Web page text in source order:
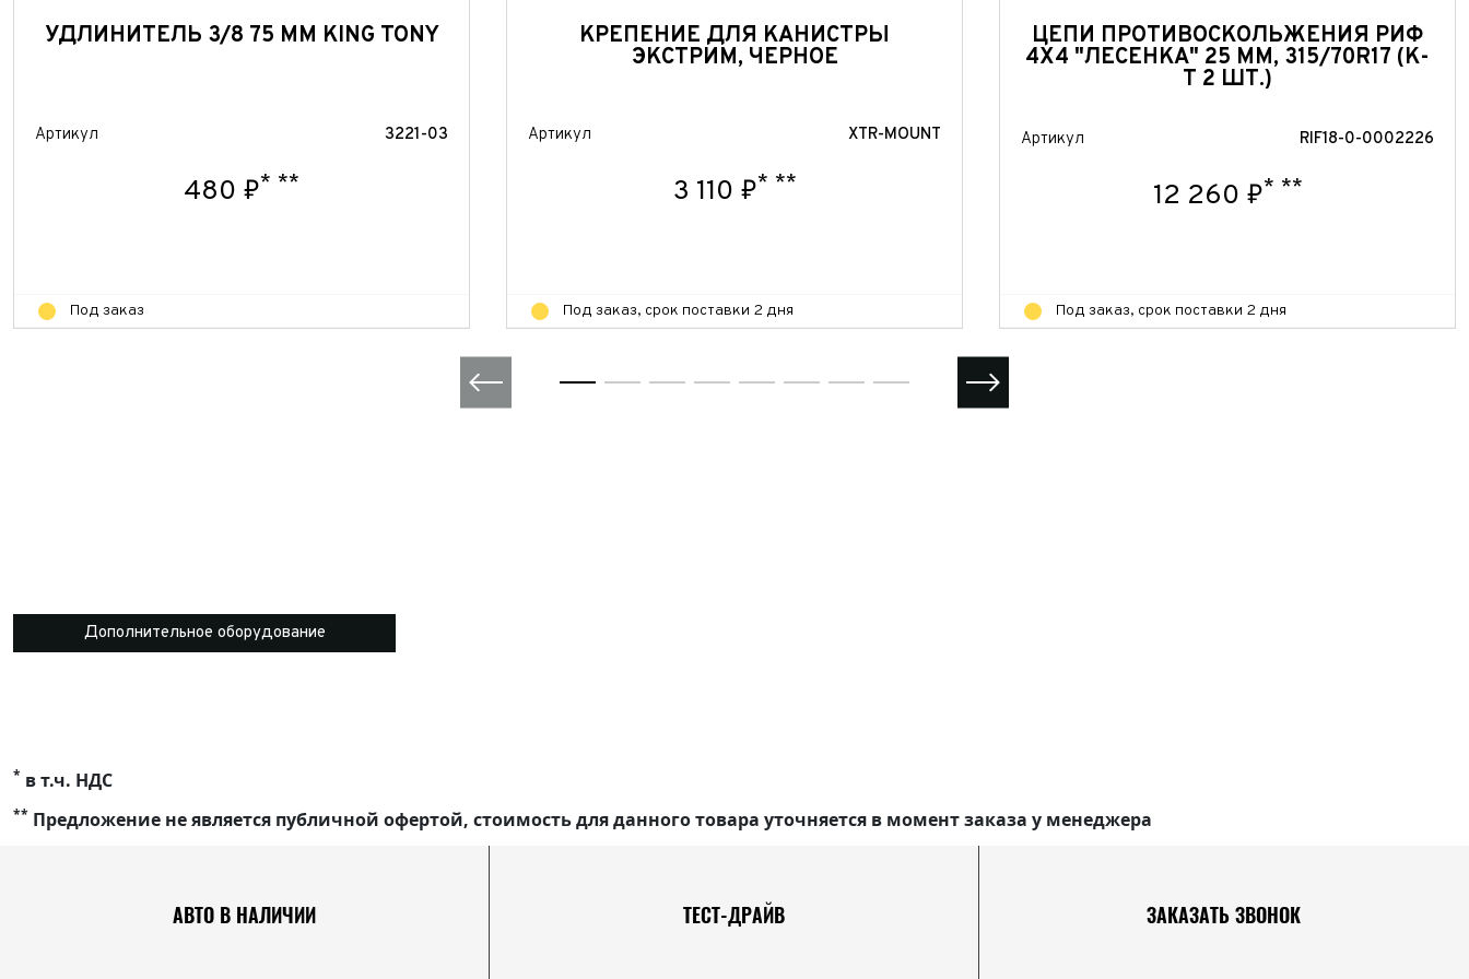
УДЛИНИТЕЛЬ 3/8 75 ММ KING TONY
Артикул 3221-03
480 ₽* **
Под заказ
КРЕПЕНИЕ ДЛЯ КАНИСТРЫ
ЭКСТРИМ, ЧЕРНОЕ
Артикул XTR-MOUNT
3 110 ₽* **
Под заказ, срок поставки 2 дня
ЦЕПИ ПРОТИВОСКОЛЬЖЕНИЯ РИФ
4Х4 "ЛЕСЕНКА" 25 ММ, 315/70R17 (К-
Т 2 ШТ.)
Артикул RIF18-0-0002226
12 260 ₽* **
Под заказ, срок поставки 2 дня
Дополнительное оборудование
* в т.ч. НДС
** Предложение не является публичной офертой, стоимость для данного товара уточняется в момент заказа у менеджера
АВТО В НАЛИЧИИ ТЕСТ-ДРАЙВ ЗАКАЗАТЬ ЗВОНОК
Отправить